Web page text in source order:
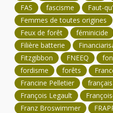
FAS
fascisme Faut-
Femmes de toutes origines
Feux de forêt
féminicide
Filière batterie
Fitzgibbon
FNEEQ
fordisme
forêts
Francine Pelletier
français
François Legault
Franz Broswimmer